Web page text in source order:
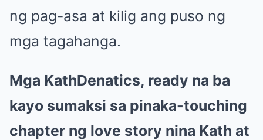
ng pag-asa at kilig ang puso ng
mga tagahanga.
Mga KathDenatics, ready na ba
kayo sumaksi sa pinaka-touching
chapter ng love story nina Kath at